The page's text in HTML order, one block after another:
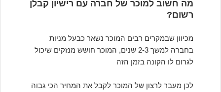
מה חשוב למוכר של חברה עם רישיון קבלן
רשום?
מכיוון שבמקרים רבים המוכר נשאר כבעל מניות
בחברה למשך 2-3 שנים, המוכר חושש מנזקים שיכול
לגרום לו הקונה בזמן הזה
לכן מעבר לרצון של המוכר לקבל את המחיר הכי גבוה